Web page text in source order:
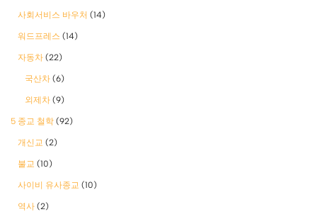
사회서비스 바우처 (14)
워드프레스 (14)
자동차 (22)
국산차 (6)
외제차 (9)
5 종교 철학 (92)
개신교 (2)
불교 (10)
사이비 유사종교 (10)
역사 (2)